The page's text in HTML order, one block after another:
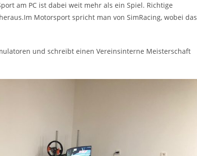
am PC ist dabei weit mehr als ein Spiel. Richtige
Motorsport spricht man von SimRacing, wobei das
und schreibt einen Vereinsinterne Meisterschaft